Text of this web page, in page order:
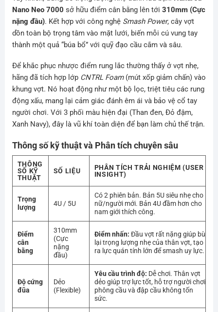
Nano Neo 7000 sở hữu điểm cân bằng lên tới 310mm (Cực
nặng đầu). Kết hợp với công nghệ Smash Power, cây vợt
dồn toàn bộ trọng tâm vào mặt lưới, biến mỗi cú vung tay
thành một quả “búa bổ” với quỹ đạo cầu cắm và sâu.
Để khắc phục nhược điểm rung lắc thường thấy ở vợt nhẹ,
hãng đã tích hợp lớp CNTRL Foam(mút xốp giảm chấn) vào
khung vợt. Nó hoạt động như một bộ lọc, triệt tiêu các rung
động xấu, mang lại cảm giác đánh êm ái và bảo vệ cổ tay
người chơi. Với 3 phối màu hiện đại (Than đen, Đỏ đậm,
Xanh Navy), đây là vũ khí toàn diện để bạn làm chủ thế trận.
Thông số kỹ thuật và Phân tích chuyên sâu
THÔNG
SỐ KỸ
THUẬT
SỐ LIỆU
PHÂN TÍCH TRẢI NGHIỆM (USER
INSIGHT)
Trọng
lượng
4U / 5U
Có 2 phiên bản. Bản 5U siêu nhẹ cho
nữ/người mới. Bản 4U đầm hơn cho
nam giới thích công.
Điểm
cân
bằng
310mm
(Cực
nặng
đầu)
Điểm nhấn: Đầu vợt rất nặng giúp bù
lại trọng lượng nhẹ của thân vợt, tạo
ra lực quán tính lớn để smash uy lực.
Độ cứng
đũa
Dẻo
(Flexible)
Yêu cầu trình độ: Dễ chơi. Thân vợt
dẻo giúp trợ lực tốt, hỗ trợ người chơi
phông cầu và đập cầu không tốn
sức.